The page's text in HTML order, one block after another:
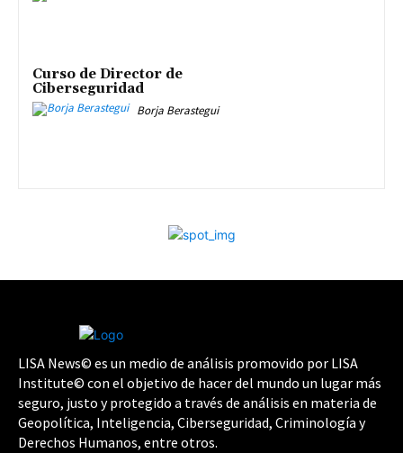
Curso de Director de
Ciberseguridad
Borja Berastegui
LISA News© es un medio de análisis promovido por LISA
Institute© con el objetivo de hacer del mundo un lugar más
seguro, justo y protegido a través de análisis en materia de
Geopolítica, Inteligencia, Ciberseguridad, Criminología y
Derechos Humanos, entre otros.